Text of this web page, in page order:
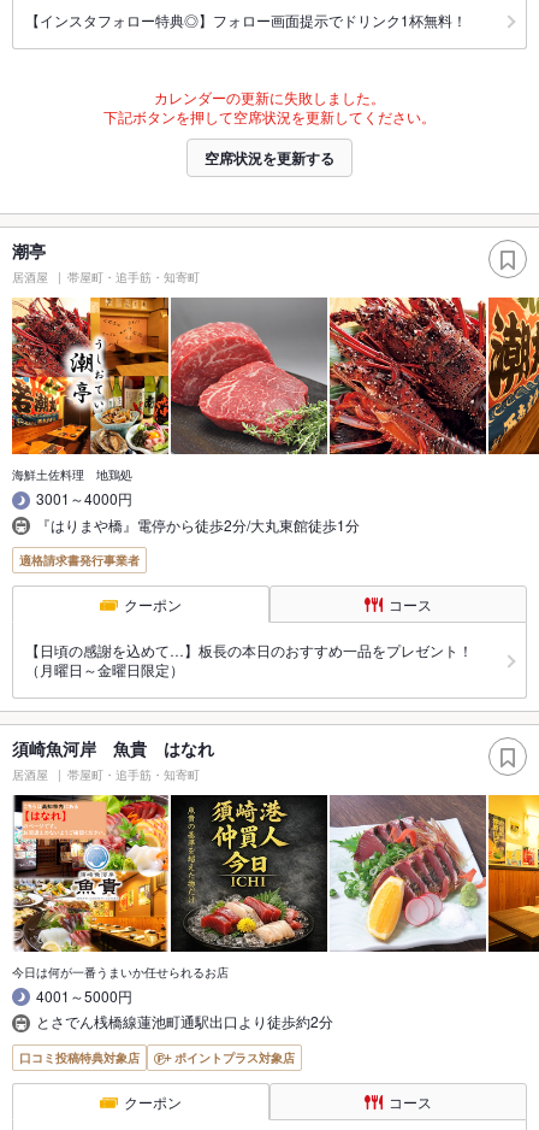
【インスタフォロー特典◎】フォロー画面提示でドリンク1杯無料！
カレンダーの更新に失敗しました。
下記ボタンを押して空席状況を更新してください。
空席状況を更新する
潮亭
居酒屋 帯屋町・追手筋・知寄町
海鮮土佐料理 地鶏処
3001～4000円
『はりまや橋』電停から徒歩2分/大丸東館徒歩1分
適格請求書発行事業者
クーポン コース
【日頃の感謝を込めて…】板長の本日のおすすめ一品をプレゼント！
（月曜日～金曜日限定）
須崎魚河岸 魚貴 はなれ
居酒屋 帯屋町・追手筋・知寄町
今日は何が一番うまいか任せられるお店
4001～5000円
とさでん桟橋線蓮池町通駅出口より徒歩約2分
口コミ投稿特典対象店 ポイントプラス対象店
クーポン コース